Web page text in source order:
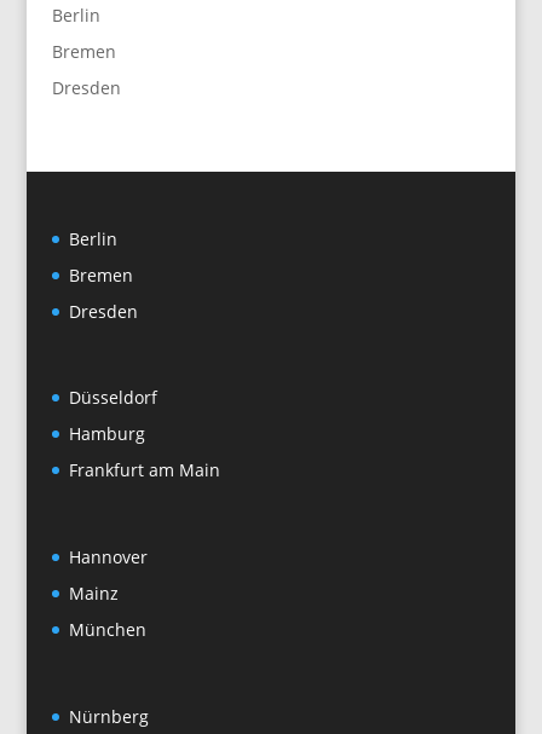
Berlin
Bremen
Dresden
Berlin
Bremen
Dresden
Düsseldorf
Hamburg
Frankfurt am Main
Hannover
Mainz
München
Nürnberg